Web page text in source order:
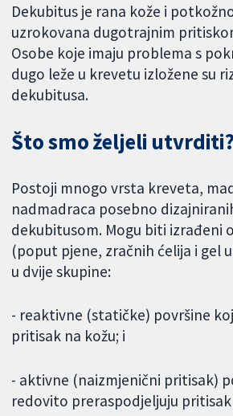
Dekubitus je rana kože i
uzrokovana dugotrajnim
Osobe koje imaju problema s
dugo leže u krevetu izložene su
dekubitusa.
Što smo željeli utvrditi?
Postoji mnogo vrsta kreveta,
nadmadraca posebno
dekubitusom. Mogu biti izrađeni
(poput pjene, zračnih ćelija i gel
u dvije skupine:
- reaktivne (statičke) površine
pritisak na kožu; i
- aktivne (naizmjenični pritisak)
redovito preraspodjeljuju